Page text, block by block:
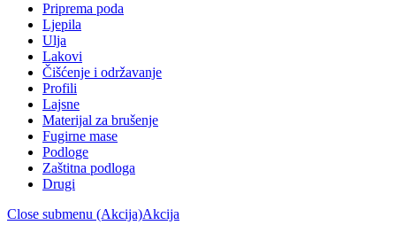
Priprema poda
Ljepila
Ulja
Lakovi
Čišćenje i održavanje
Profili
Lajsne
Materijal za brušenje
Fugirne mase
Podloge
Zaštitna podloga
Drugi
Close submenu (Akcija)Akcija